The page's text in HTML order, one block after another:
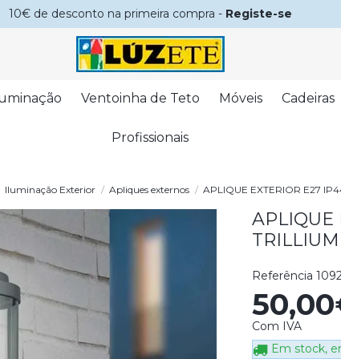
10€ de desconto na primeira compra - Registe-se
Ventoinha de Teto Móveis Cadeiras
Profissionais
Iluminação Exterior Apliques externos APLIQUE EXTERIOR E27
APLIQUE
TRILLIUM
Referência
Com IVA
Em stock,